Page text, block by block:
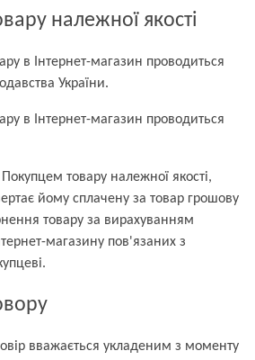
належної якості
в Інтернет-магазин проводиться
України.
в Інтернет-магазин проводиться
товару належної якості,
йому сплачену за товар грошову
товару за вирахуванням
магазину пов'язаних з
вважається укладеним з моменту